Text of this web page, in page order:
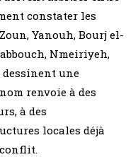
constater les
Yanouh, Bourj el-
Nmeiriyeh,
dessinent une
renvoie à des
à des
locales déjà